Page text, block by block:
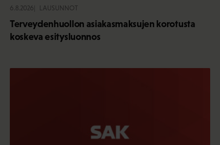
6.8.2026 LAUSUNNOT
Terveydenhuollon asiakasmaksujen korotusta
koskeva esitysluonnos